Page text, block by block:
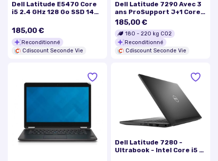
Dell Latitude E5470 Core
i5 2.4 GHz 128 Go SSD 14
185,00 €
Reconditionné
Cdiscount Seconde Vie
Dell Latitude 7290 Avec 3
ans ProSupport J+1 Core
i5 8350U - 1.7 GHz Win 10
Pro 64 bits 8 Go RAM 256
Go SSD 12.5 TN 1366 x
768…
185,00 €
180 - 220 kg CO2
Reconditionné
Cdiscount Seconde Vie
Dell Latitude 7280 -
Ultrabook - Intel Core i5 -